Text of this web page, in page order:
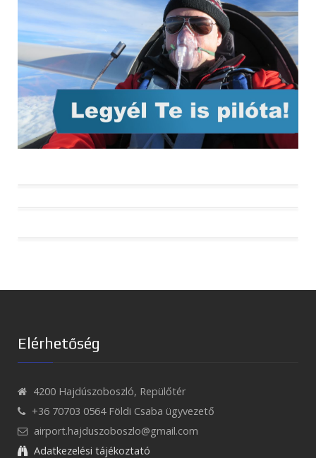
HA-VER és HA-RAP – avagy röviden a
Elérhetőség
4200 Hajdúszoboszló, Repülőtér
+36 70703 0564 Földi Csaba ügyvezető
airport.hajduszoboszlo@gmail.com
Adatkezelési tájékoztató